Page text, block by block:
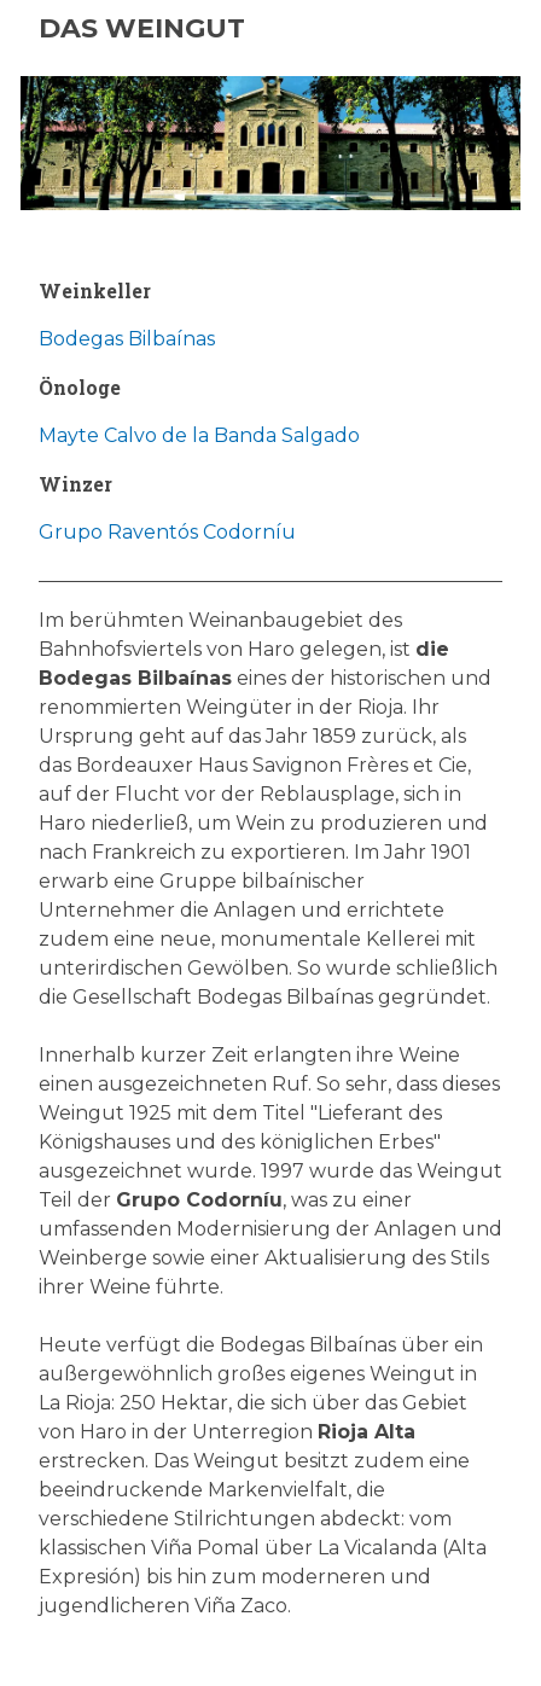
DAS WEINGUT
Weinkeller
Bodegas Bilbaínas
Önologe
Mayte Calvo de la Banda Salgado
Winzer
Grupo Raventós Codorníu
Im berühmten Weinanbaugebiet des
Bahnhofsviertels von Haro gelegen, ist die
Bodegas Bilbaínas eines der historischen und
renommierten Weingüter in der Rioja. Ihr
Ursprung geht auf das Jahr 1859 zurück, als
das Bordeauxer Haus Savignon Frères et Cie,
auf der Flucht vor der Reblausplage, sich in
Haro niederließ, um Wein zu produzieren und
nach Frankreich zu exportieren. Im Jahr 1901
erwarb eine Gruppe bilbaínischer
Unternehmer die Anlagen und errichtete
zudem eine neue, monumentale Kellerei mit
unterirdischen Gewölben. So wurde schließlich
die Gesellschaft Bodegas Bilbaínas gegründet.
Innerhalb kurzer Zeit erlangten ihre Weine
einen ausgezeichneten Ruf. So sehr, dass dieses
Weingut 1925 mit dem Titel "Lieferant des
Königshauses und des königlichen Erbes"
ausgezeichnet wurde. 1997 wurde das Weingut
Teil der Grupo Codorníu, was zu einer
umfassenden Modernisierung der Anlagen und
Weinberge sowie einer Aktualisierung des Stils
ihrer Weine führte.
Heute verfügt die Bodegas Bilbaínas über ein
außergewöhnlich großes eigenes Weingut in
La Rioja: 250 Hektar, die sich über das Gebiet
von Haro in der Unterregion Rioja Alta
erstrecken. Das Weingut besitzt zudem eine
beeindruckende Markenvielfalt, die
verschiedene Stilrichtungen abdeckt: vom
klassischen Viña Pomal über La Vicalanda (Alta
Expresión) bis hin zum moderneren und
jugendlicheren Viña Zaco.